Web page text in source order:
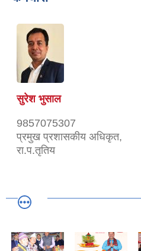
सुरेश भुसाल
9857075307
प्रमुख प्रशासकीय अधिकृत,
रा.प.तृतिय